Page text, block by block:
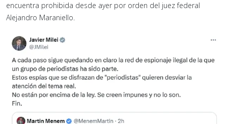
encuentra prohibida desde ayer por orden del juez federal
Alejandro Maraniello.